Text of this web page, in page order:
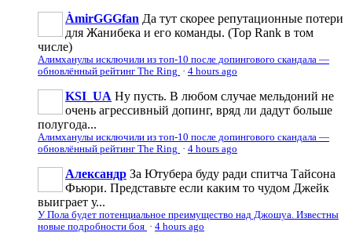
ÀmirGGGfan Да тут скорее репутационные потери
для Жанибека и его команды. (Top Rank в том
числе)
Алимханулы исключили из топ-10 после допингового скандала —
обновлённый рейтинг The Ring · 4 hours ago
KSI_UA Ну пусть. В любом случае мельдоний не
очень агрессивньій допинг, вряд ли дадут больше
полугода...
Алимханулы исключили из топ-10 после допингового скандала —
обновлённый рейтинг The Ring · 4 hours ago
Александр За Ютубера буду ради спитча Тайсона
Фьюри. Представьте если каким то чудом Джейк
выиграет у...
У Пола будет потенциальное преимущество над Джошуа. Известны
новые подробности боя · 4 hours ago